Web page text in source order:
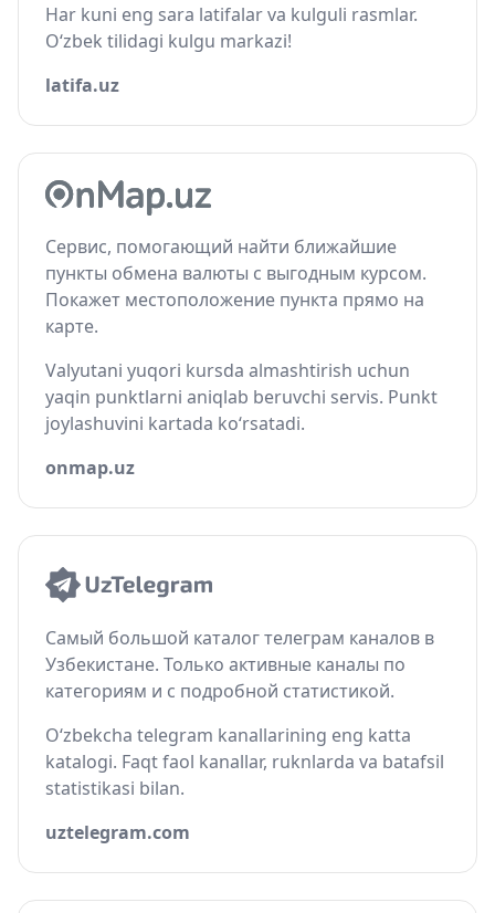
Har kuni eng sara latifalar va kulguli rasmlar.
O‘zbek tilidagi kulgu markazi!
latifa.uz
Сервис, помогающий найти ближайшие
пункты обмена валюты с выгодным курсом.
Покажет местоположение пункта прямо на
карте.
Valyutani yuqori kursda almashtirish uchun
yaqin punktlarni aniqlab beruvchi servis. Punkt
joylashuvini kartada ko‘rsatadi.
onmap.uz
Самый большой каталог телеграм каналов в
Узбекистане. Только активные каналы по
категориям и с подробной статистикой.
O‘zbekcha telegram kanallarining eng katta
katalogi. Faqt faol kanallar, ruknlarda va batafsil
statistikasi bilan.
uztelegram.com